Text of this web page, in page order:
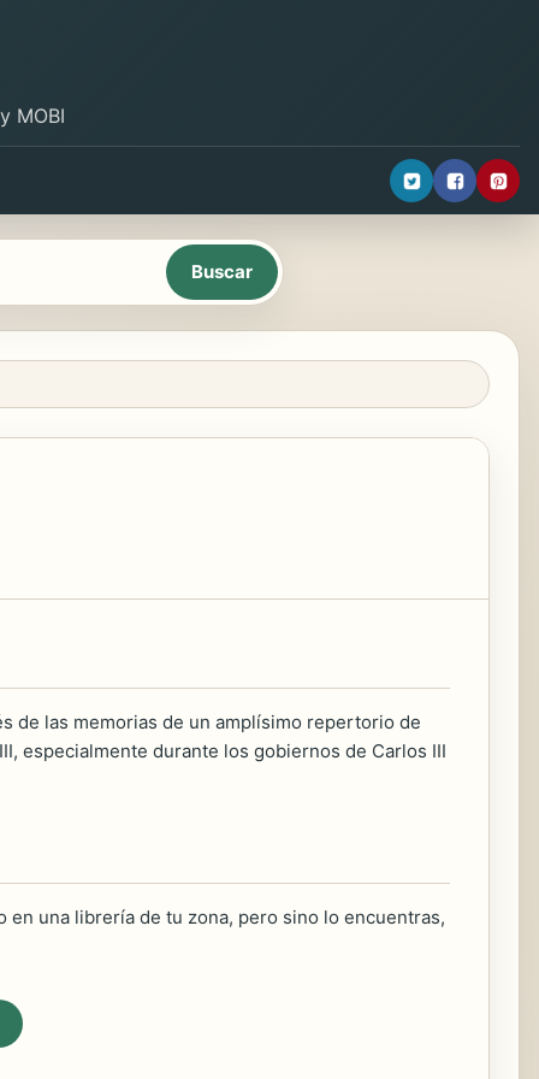
MOBI
de las memorias de un amplísimo repertorio de
especialmente durante los gobiernos de Carlos III
una librería de tu zona, pero sino lo encuentras,